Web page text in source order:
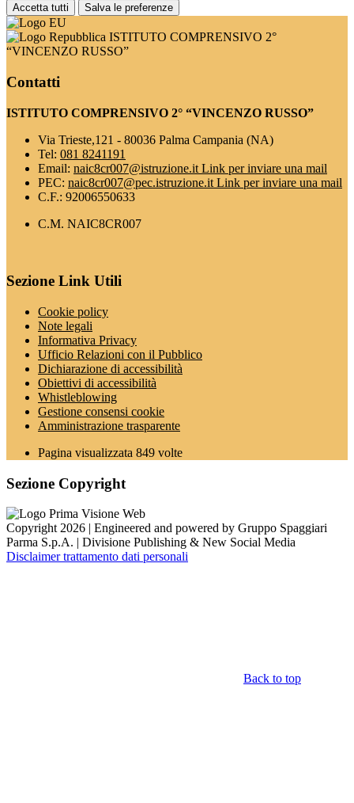
Accetta tutti Salva le preferenze
ISTITUTO COMPRENSIVO 2°
“VINCENZO RUSSO”
Contatti
ISTITUTO COMPRENSIVO 2° “VINCENZO RUSSO”
Via Trieste,121 - 80036 Palma Campania (NA)
Tel: 081 8241191
Email: naic8cr007@istruzione.it Link per inviare una mail
PEC: naic8cr007@pec.istruzione.it Link per inviare una mail
C.F.: 92006550633
C.M. NAIC8CR007
Sezione Link Utili
Cookie policy
Note legali
Informativa Privacy
Ufficio Relazioni con il Pubblico
Dichiarazione di accessibilità
Obiettivi di accessibilità
Whistleblowing
Gestione consensi cookie
Amministrazione trasparente
Pagina visualizzata 849 volte
Sezione Copyright
Copyright 2026 | Engineered and powered by Gruppo Spaggiari
Parma S.p.A. | Divisione Publishing & New Social Media
Disclaimer trattamento dati personali
Back to top